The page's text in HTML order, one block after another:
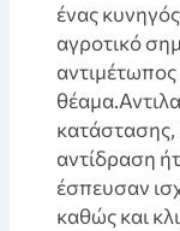
ένας
αγροτικό
κατάστασης,
αντίδραση
έσπευσαν
καθώς και